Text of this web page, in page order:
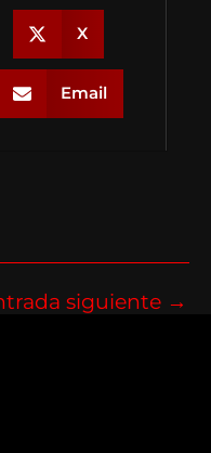
X
Email
siguiente →